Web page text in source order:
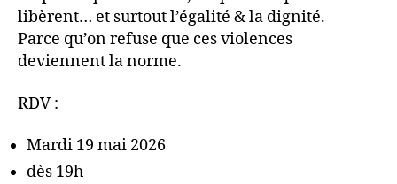
libèrent… et surtout l’égalité & la dignité.
Parce qu’on refuse que ces violences
deviennent la norme.
RDV :
Mardi 19 mai 2026
dès 19h